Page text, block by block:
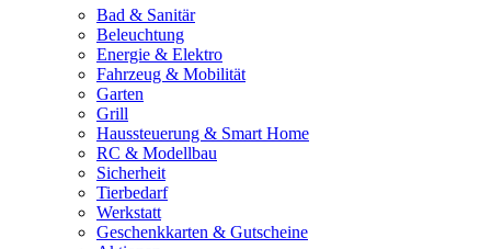
Bad & Sanitär
Beleuchtung
Energie & Elektro
Fahrzeug & Mobilität
Garten
Grill
Haussteuerung & Smart Home
RC & Modellbau
Sicherheit
Tierbedarf
Werkstatt
Geschenkkarten & Gutscheine